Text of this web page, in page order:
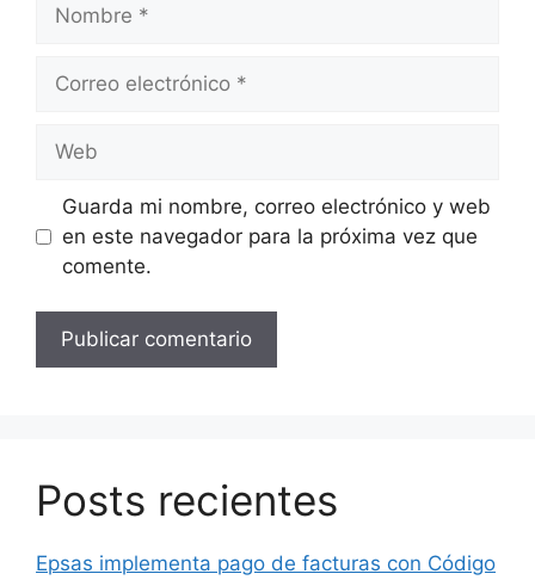
electrónico
Guarda mi nombre, correo electrónico y web
en este navegador para la próxima vez que
comente.
Posts recientes
Epsas implementa pago de facturas con Código